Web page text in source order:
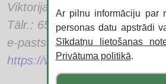
Viktorija Cirse
Tālr.: 65422483
e-pasts:
viktorija.cirse@lcb.lv
https://www.facebook.com/
Ar pilnu informāciju par
personas datu apstrādi
Sīkdatņu lietošanas
Privātuma politikā.